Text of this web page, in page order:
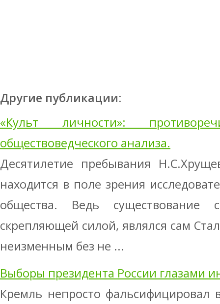
Другие публикации:
«Культ личности»:
обществоведческого анализа.
Десятилетие пребывания
находится в поле зрения
общества. Ведь существование
скрепляющей силой, являлся сам
неизменным без не ...
Выборы президента России глазами
Кремль непросто фальсифицировал